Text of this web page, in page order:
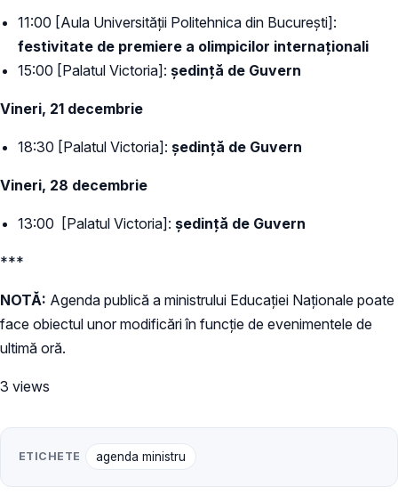
11:00 [Aula Universității Politehnica din București]:
festivitate de premiere a olimpicilor internaționali
15:00 [Palatul Victoria]: ședință de Guvern
Vineri, 21 decembrie
18:30 [Palatul Victoria]: ședință de Guvern
Vineri, 28 decembrie
13:00 [Palatul Victoria]: ședință de Guvern
***
NOTĂ: Agenda publică a ministrului Educației Naționale poate
face obiectul unor modificări în funcție de evenimentele de
ultimă oră.
3 views
ETICHETE agenda ministru